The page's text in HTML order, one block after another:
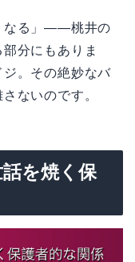
なる」――桃井の
分にもありま
。その絶妙なバ
ないのです。
を焼く保